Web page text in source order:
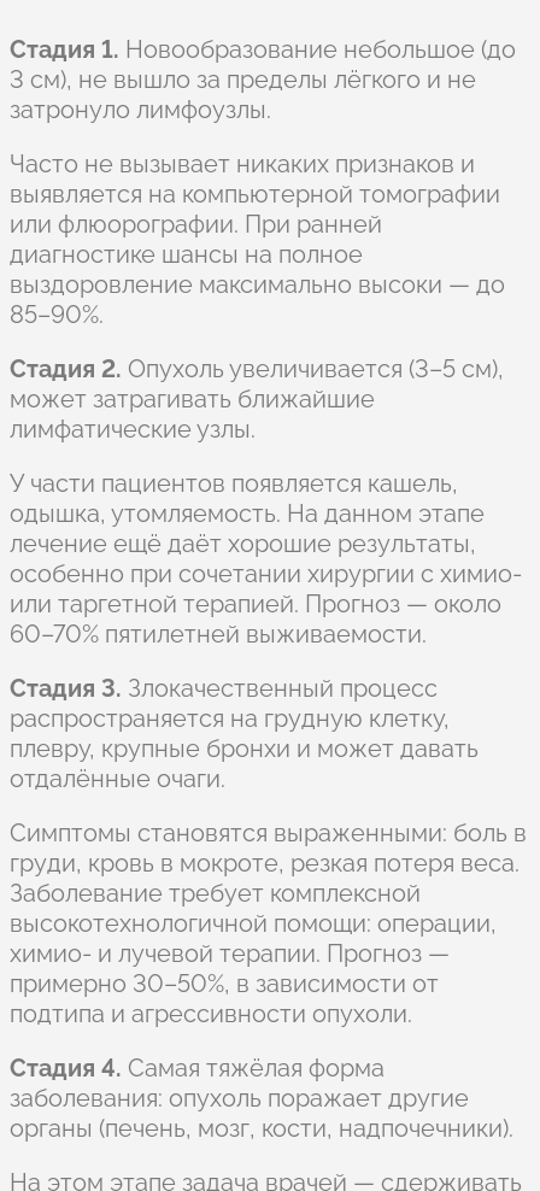
Стадия 1. Новообразование небольшое (до
3 см), не вышло за пределы лёгкого и не
затронуло лимфоузлы.
Часто не вызывает никаких признаков и
выявляется на компьютерной томографии
или флюорографии. При ранней
диагностике шансы на полное
выздоровление максимально высоки — до
85–90%.
Стадия 2. Опухоль увеличивается (3–5 см),
может затрагивать ближайшие
лимфатические узлы.
У части пациентов появляется кашель,
одышка, утомляемость. На данном этапе
лечение ещё даёт хорошие результаты,
особенно при сочетании хирургии с химио-
или таргетной терапией. Прогноз — около
60–70% пятилетней выживаемости.
Стадия 3. Злокачественный процесс
распространяется на грудную клетку,
плевру, крупные бронхи и может давать
отдалённые очаги.
Симптомы становятся выраженными: боль в
груди, кровь в мокроте, резкая потеря веса.
Заболевание требует комплексной
высокотехнологичной помощи: операции,
химио- и лучевой терапии. Прогноз —
примерно 30–50%, в зависимости от
подтипа и агрессивности опухоли.
Стадия 4. Самая тяжёлая форма
заболевания: опухоль поражает другие
органы (печень, мозг, кости, надпочечники).
На этом этапе задача врачей — сдерживать